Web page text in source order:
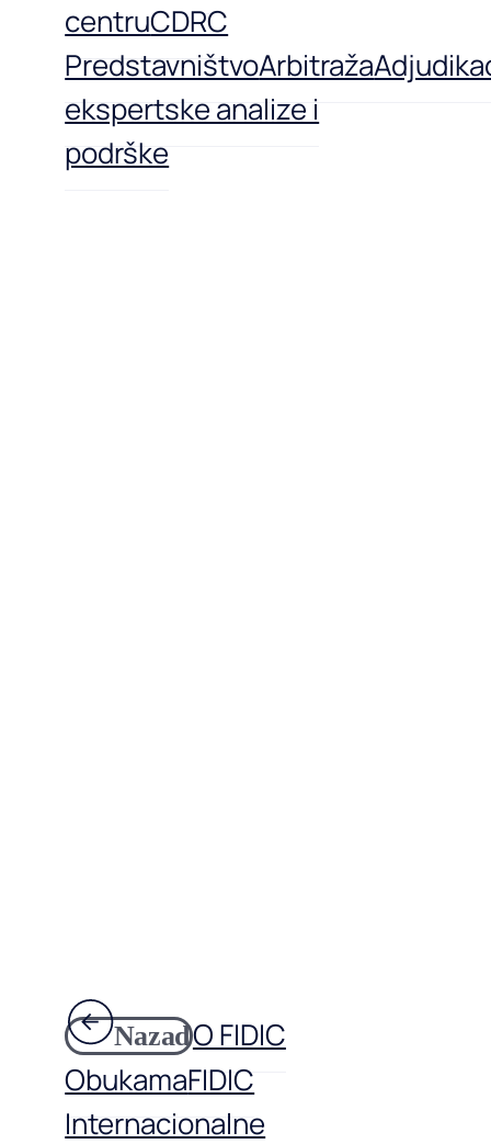
centruCDRC
PredstavništvoArbitraža
ekspertske analize i
podrške
NazadO FIDIC
ObukamaFIDIC
Internacionalne